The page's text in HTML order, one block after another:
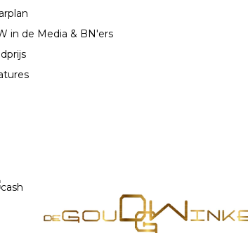
in de Media & BN'ers